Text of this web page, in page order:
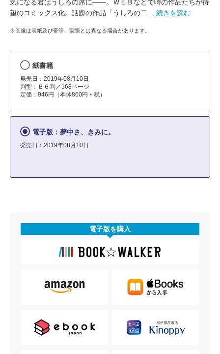
気になる君はうしろの席に――。ＷＥＢなどで噂の作品たちが待
望のコミックス化。話題の作品「うしろの二
…続きを読む
※画像は表紙及び帯等、実際とは異なる場合があります。
紙書籍
発売日：2019年08月10日
判型：Ｂ６判／168ページ
定価：946円（本体860円＋税）
電子版：夢中さ、きみに。
発売日：2019年08月10日
電子版を購入